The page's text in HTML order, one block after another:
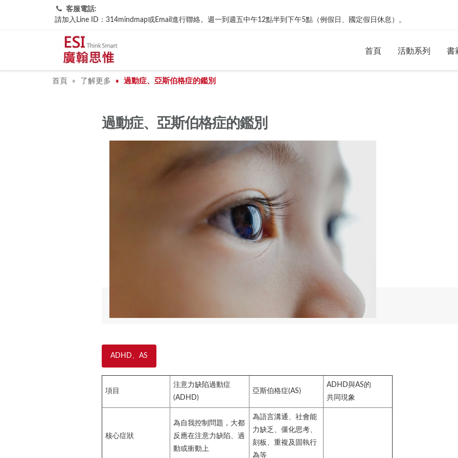
客服電話:
請加入Line ID：314mindmap或Email進行聯絡。週一到週五中午12點半到下午5點（例假日、國定假日休息）。
首頁 活動系列 書
首頁 ♦ 了解更多 ♦ 過動症、亞斯伯格症的鑑別
過動症、亞斯伯格症的鑑別
ADHD、AS
項目
注意力缺陷過動症
(ADHD)
亞斯伯格症(AS)
ADHD與AS的
共同現象
核心症狀
為自我控制問題，大都
反應在注意力缺陷、過
動或衝動上
為語言溝通、社會能
力缺乏、僵化思考、
刻板、重複及固執行
為等